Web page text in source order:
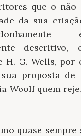
que o não
da sua
descritivo,
H. G. Wells, por
proposta de
Woolf quem
quase sempre